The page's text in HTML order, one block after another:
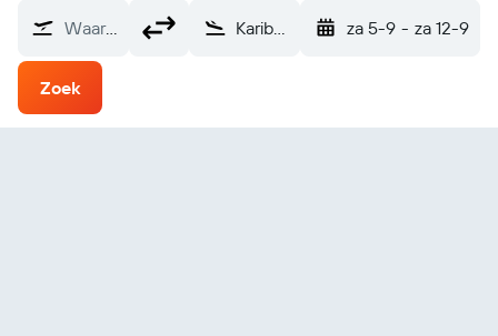
Waarvandaan? Kariba (KAB) za 5-9 - za 12-9
Zoek